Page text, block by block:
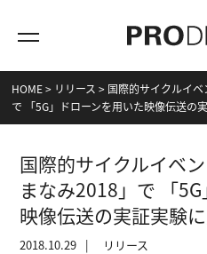
HOME> リリース > 国際的サイクルイベ
で 「5G」ドローンを用いた映像伝送の
国際的サイクルイベ
まなみ2018」で 「
映像伝送の実証実験
2018.10.29 リリース